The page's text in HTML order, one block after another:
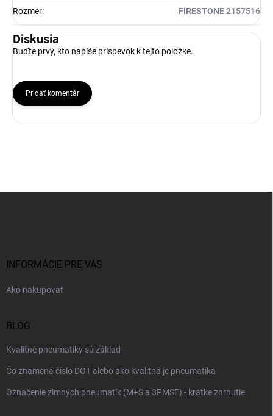
Rozmer: FIRESTONE 2157516
Diskusia
Buďte prvý, kto napíše príspevok k tejto položke.
Pridať komentár
INFORMÁCIE PRE VÁS
Ako nakupovať
BLOG
Kvalitné pneumatiky sú základ
Čo znamená číslo DOT alebo ako kvalitná je pneumatika
Označenie zimných pneumatík (M+S a 3PMSF) - krátke zhrnutie